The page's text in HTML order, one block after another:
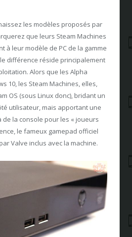
les modèles proposés par
que leurs Steam Machines
à leur modèle de PC de la gamme
différence réside principalement
Alors que les Alpha
10, les Steam Machines, elles,
OS (sous Linux donc), bridant un
utilisateur, mais apportant une
la console pour les « joueurs
le fameux gamepad officiel
Valve inclus avec la machine.